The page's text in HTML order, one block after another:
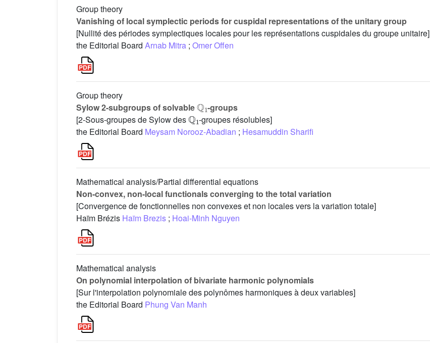
Group theory
Vanishing of local symplectic periods for cuspidal representations of the unitary group
[Nullité des périodes symplectiques locales pour les représentations cuspidales du groupe unitaire]
the Editorial Board Arnab Mitra ; Omer Offen
Group theory
Sylow 2-subgroups of solvable
-groups
[2-Sous-groupes de Sylow des
Q1
-groupes résolubles]
the Editorial Board Meysam Norooz-Abadian ; Hesamuddin Sharifi
Mathematical analysis/Partial differential equations
Non-convex, non-local functionals converging to the total variation
[Convergence de fonctionnelles non convexes et non locales vers la variation totale]
Haïm Brézis Haïm Brezis ; Hoai-Minh Nguyen
Mathematical analysis
On polynomial interpolation of bivariate harmonic polynomials
[Sur l'interpolation polynomiale des polynômes harmoniques à deux variables]
the Editorial Board Phung Van Manh